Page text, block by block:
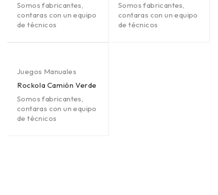
Somos fabricantes,
contaras con un equipo
de técnicos
Somos fabricantes,
contaras con un equipo
de técnicos
Juegos Manuales
Rockola Camión Verde
Somos fabricantes,
contaras con un equipo
de técnicos